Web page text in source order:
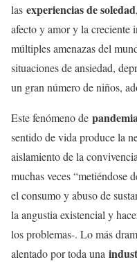
las experiencias de soledad
afecto y amor y la creciente
múltiples amenazas del
situaciones de ansiedad,
un gran número de niños,
Este fenómeno de
sentido de vida produce la
aislamiento de la
muchas veces “metiéndose
el consumo y abuso de
la angustia existencial y
los problemas-. Lo más
alentado por toda una